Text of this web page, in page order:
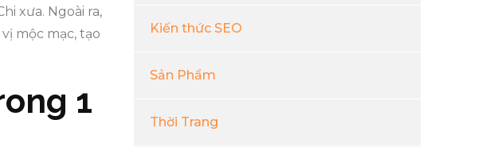
xưa. Ngoài ra,
mộc mạc, tạo
1
Kiến thức SEO
Sản Phẩm
Thời Trang